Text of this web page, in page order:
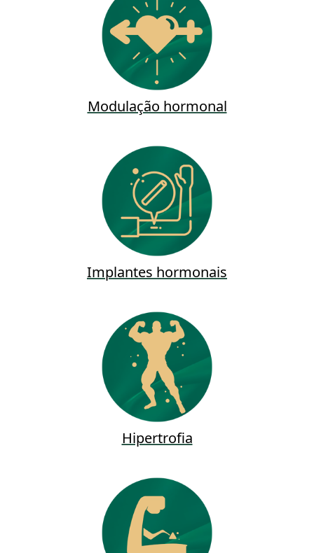
Modulação hormonal
Implantes hormonais
Hipertrofia